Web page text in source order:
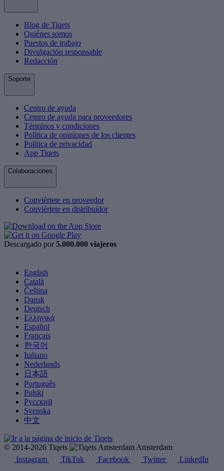
Blog de Tiqets
Quiénes somos
Puestos de trabajo
Divulgación responsable
Redacción
Soporte
Centro de ayuda
Centro de ayuda para proveedores
Términos y condiciones
Política de opiniones de los clientes
Política de privacidad
App Tiqets
Colaboraciones
Conviértete en proveedor
Conviértete en distribuidor
Descargado por 5.000.000 viajeros
English
Català
Čeština
Dansk
Deutsch
Ελληνικά
Español
Français
한국어
Italiano
Nederlands
日本語
Português
Polski
Русский
Svenska
中文
© 2014-2026 Tiqets
Amsterdam
Instagram
TikTok Facebook Twitter LinkedIn